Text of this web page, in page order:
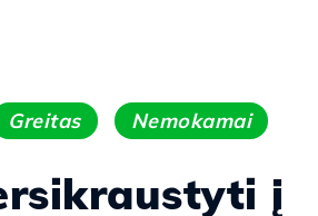
Greitas Nemokamai
į